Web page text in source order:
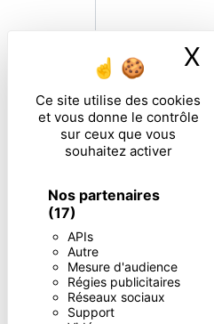
Ce site utilise des cookies
et vous donne le contrôle
sur ceux que vous
souhaitez activer
Nos partenaires
(17)
APIs
Autre
Mesure d'audience
Régies publicitaires
Réseaux sociaux
Support
X
Combien font
En cochant
** Les données